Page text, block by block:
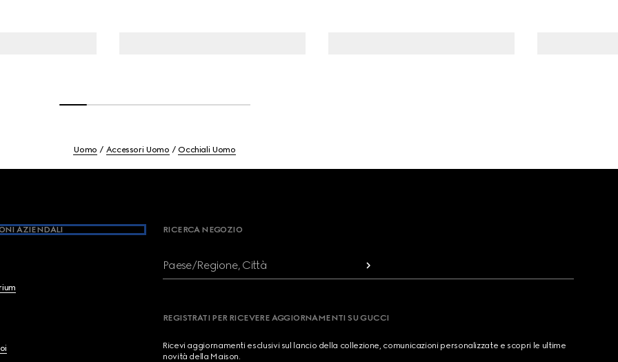
Uomo Accessori Uomo Occhiali Uomo
AZIENDALI RICERCA NEGOZIO
Paese/Regione, Città
REGISTRATI PER RICEVERE AGGIORNAMENTI SU GUCCI
Ricevi aggiornamenti esclusivi sul lancio della collezione, comunicazioni personalizzate e scopri le ultime
novità della Maison.